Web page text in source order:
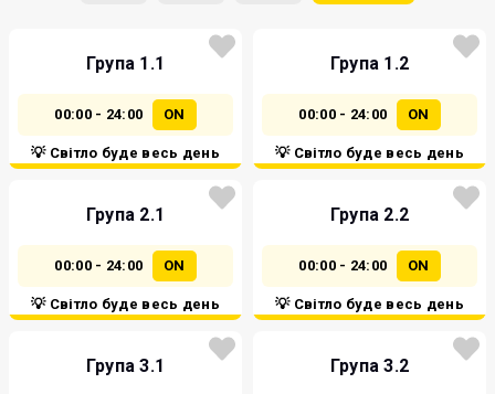
Група 1.1
00:00 - 24:00 ON
💡 Світло буде весь день
Група 1.2
00:00 - 24:00 ON
💡 Світло буде весь день
Група 2.1
00:00 - 24:00 ON
💡 Світло буде весь день
Група 2.2
00:00 - 24:00 ON
💡 Світло буде весь день
Група 3.1 Група 3.2